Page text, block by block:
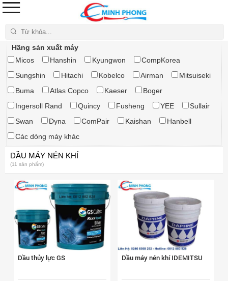
Tìm kiếm
Hãng sản xuất máy
Micos
Hanshin Kyungwon
CompKorea
Sungshin
Hitachi Kobelco Airman
Mitsuiseki
Buma
Atlas Copco Kaeser
Boger
Ingersoll Rand
Quincy Fusheng YEE
Sullair
Swan
Dyna ComPair Kaishan
Hanbell
Các dòng máy khác
DẦU MÁY NÉN KHÍ
(11 sản phẩm)
Dầu thủy lực GS Dầu máy nén khí IDEMITSU